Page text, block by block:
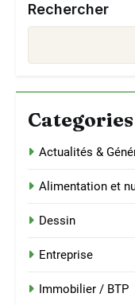
Rechercher
Categories
Actualités &
Alimentation et
Dessin
Entreprise
Immobilier / BTP